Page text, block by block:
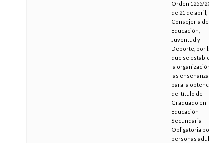
Orden 1255/2017,
de 21 de abril, de la
Consejería de
Educación,
Juventud y
Deporte, por la
que se establece
la organización de
las enseñanzas
para la obtención
del título de
Graduado en
Educación
Secundaria
Obligatoria por
personas adultas